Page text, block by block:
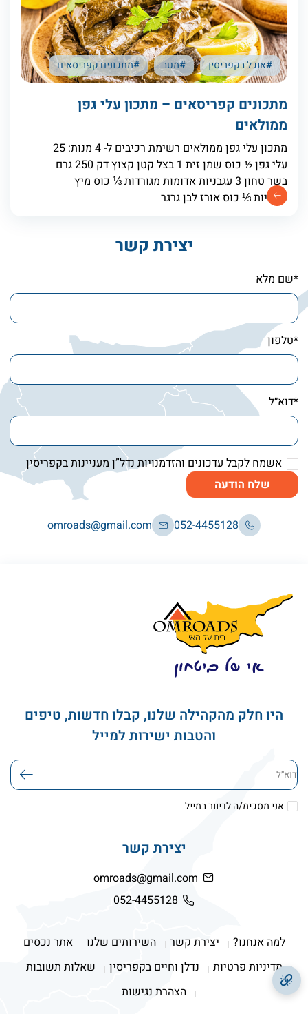
#אוכל בקפריסין #מטב #מתכונים קפריסאים
מתכונים קפריסאים – מתכון עלי גפן
ממולאים
מתכון עלי גפן ממולאים רשימת רכיבים ל- 4 מנות: 25
עלי גפן ½ כוס שמן זית 1 בצל קטן קצוץ דק 250 גרם
בשר טחון 3 עגבניות אדומות מגורדות ⅓ כוס מיץ
עגבניות ⅓ כוס אורז לבן גרגר
יצירת קשר
*שם מלא
*טלפון
*דוא״ל
אשמח לקבל עדכונים והזדמנויות נדל”ן מעניינות בקפריסין
שלח הודעה
052-4455128
omroads@gmail.com
היו חלק מהקהילה שלנו, קבלו חדשות, טיפים
והטבות ישירות למייל
דוא׳׳ל
אני מסכימ/ה לדיוור במייל
למה אנחנו? יצירת קשר השירותים שלנו
אתר נכסים
מדיניות פרטיות
נדלן וחיים בקפריסין
שאלות תשובות
הצהרת נגישות
יצירת קשר
omroads@gmail.com
052-4455128